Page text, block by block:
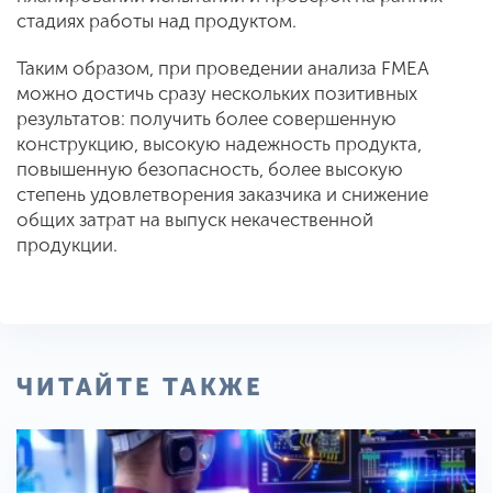
стадиях работы над продуктом.
Таким образом, при проведении анализа FMEA
можно достичь сразу нескольких позитивных
результатов: получить более совершенную
конструкцию, высокую надежность продукта,
повышенную безопасность, более высокую
степень удовлетворения заказчика и снижение
общих затрат на выпуск некачественной
продукции.
ЧИТАЙТЕ ТАКЖЕ